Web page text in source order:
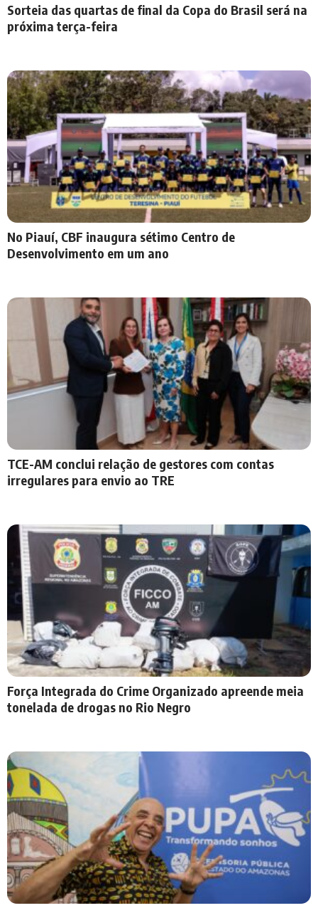
Sorteia das quartas de final da Copa do Brasil será na
próxima terça-feira
No Piauí, CBF inaugura sétimo Centro de
Desenvolvimento em um ano
TCE-AM conclui relação de gestores com contas
irregulares para envio ao TRE
Força Integrada do Crime Organizado apreende meia
tonelada de drogas no Rio Negro